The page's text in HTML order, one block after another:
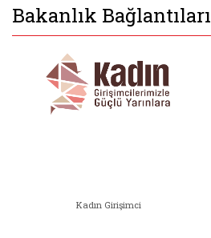
Bakanlık Bağlantıları
Kadın Girişimci